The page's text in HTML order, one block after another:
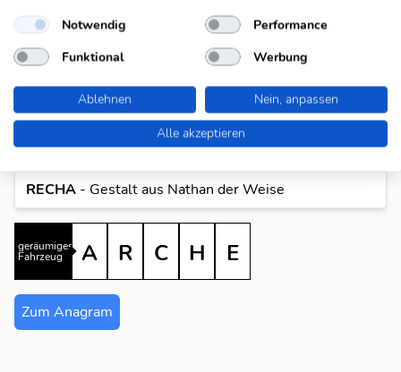
- dt. Fluss in Baden-Württemberg
ARCHE- geräumiges Fahrzeug
- Stadt in der irl. Grafschaft Tipperary
CERHA- Komponist der Oper Baal
RECHA - Gestalt aus Nathan der Weise
geräumiges
Fahrzeug
A
C
R
C
E
H
R
C
R
A
C
A
C
E
H
A
C
R
A
C
E
Zum Anagram
Notwendig
Performance
Funktional
Werbung
Ablehnen
Nein, anpassen
Alle akzeptieren